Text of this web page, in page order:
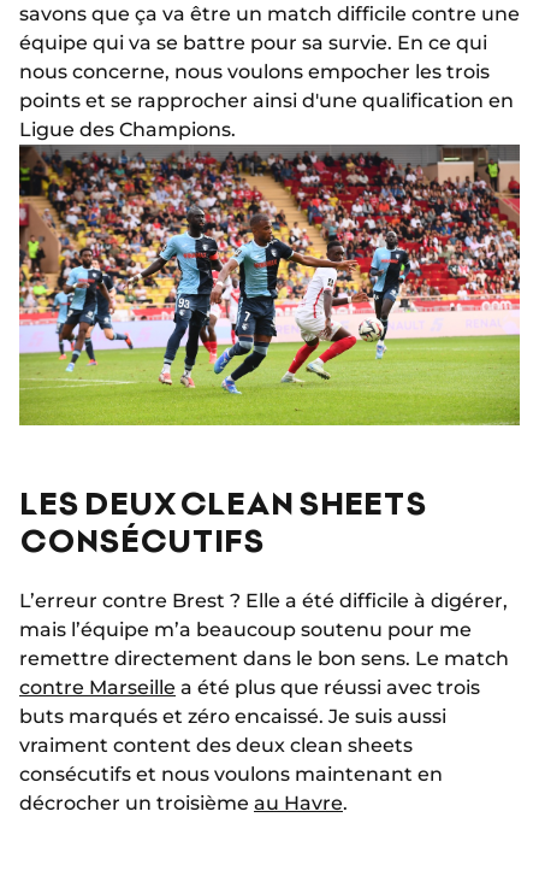
savons que ça va être un match difficile contre une
équipe qui va se battre pour sa survie. En ce qui
nous concerne, nous voulons empocher les trois
points et se rapprocher ainsi d'une qualification en
Ligue des Champions.
LES DEUX CLEAN SHEETS
CONSÉCUTIFS
L’erreur contre Brest ? Elle a été difficile à digérer,
mais l’équipe m’a beaucoup soutenu pour me
remettre directement dans le bon sens. Le match
contre Marseille a été plus que réussi avec trois
buts marqués et zéro encaissé. Je suis aussi
vraiment content des deux clean sheets
consécutifs et nous voulons maintenant en
décrocher un troisième au Havre.